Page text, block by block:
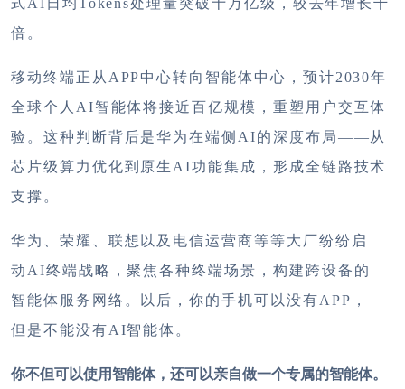
倍。
移动终端正从 APP中心转向智能体中心，预计2030年
全球个人AI智能体将接近百亿规模，重塑用户交互体
验。这种判断背后是华为在端侧AI的深度布局——从
芯片级算力优化到原生AI功能集成，形成全链路技术
支撑。
华为、荣耀、联想以及电信运营商等等大厂纷纷启
动 AI终端战略，聚焦各种终端场景，构建跨设备的
智能体服务网络。以后，你的手机可以没有APP，
但是不能没有AI智能体。
你不但可以使用智能体，还可以亲自做一个专属的智能体。